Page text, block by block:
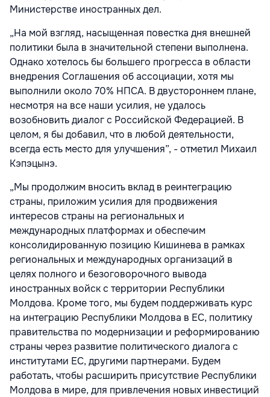
Министерстве иностранных дел.
„На мой взгляд, насыщенная повестка дня внешней
политики была в значительной степени выполнена.
Однако хотелось бы большего прогресса в области
внедрения Соглашения об ассоциации, хотя мы
выполнили около 70% НПСА. В двустороннем плане,
несмотря на все наши усилия, не удалось
возобновить диалог с Российской Федерацией. В
целом, я бы добавил, что в любой деятельности,
всегда есть место для улучшения”, - отметил Михаил
Кэпэцынэ.
„Мы продолжим вносить вклад в реинтеграцию
страны, приложим усилия для продвижения
интересов страны на региональных и
международных платформах и обеспечим
консолидированную позицию Кишинева в рамках
региональных и международных организаций в
целях полного и безоговорочного вывода
иностранных войск с территории Республики
Молдова. Кроме того, мы будем поддерживать курс
на интеграцию Республики Молдова в ЕС, политику
правительства по модернизации и реформированию
страны через развитие политического диалога с
институтами ЕС, другими партнерами. Будем
работать, чтобы расширить присутствие Республики
Молдова в мире, для привлечения новых инвестиций